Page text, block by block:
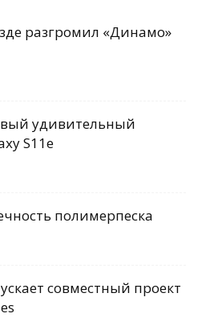
разгромил «Динамо»
удивительный
S11e
полимерпеска
совместный проект